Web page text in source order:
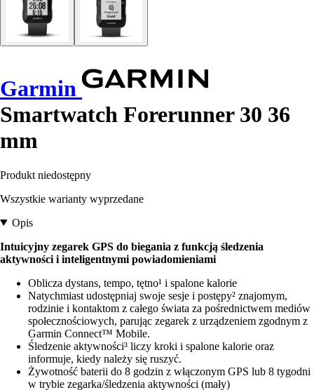
Garmin
Smartwatch Forerunner 30 36
mm
Produkt niedostępny
Wszystkie warianty wyprzedane
Opis
Intuicyjny zegarek GPS do biegania z funkcją śledzenia
aktywności i inteligentnymi powiadomieniami
Oblicza dystans, tempo, tętno¹ i spalone kalorie
Natychmiast udostępniaj swoje sesje i postępy² znajomym,
rodzinie i kontaktom z całego świata za pośrednictwem mediów
społecznościowych, parując zegarek z urządzeniem zgodnym z
Garmin Connect™ Mobile.
Śledzenie aktywności³ liczy kroki i spalone kalorie oraz
informuje, kiedy należy się ruszyć.
Żywotność baterii do 8 godzin z włączonym GPS lub 8 tygodni
w trybie zegarka/śledzenia aktywności (mały)